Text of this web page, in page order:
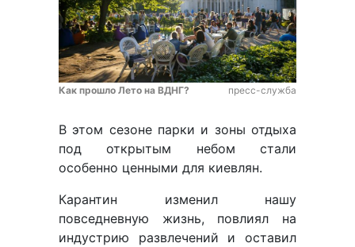
Как прошло Лето на ВДНГ? пресс-служба
В этом сезоне парки и зоны отдыха
под открытым небом стали
особенно ценными для киевлян.
Карантин изменил нашу
повседневную жизнь, повлиял на
индустрию развлечений и оставил